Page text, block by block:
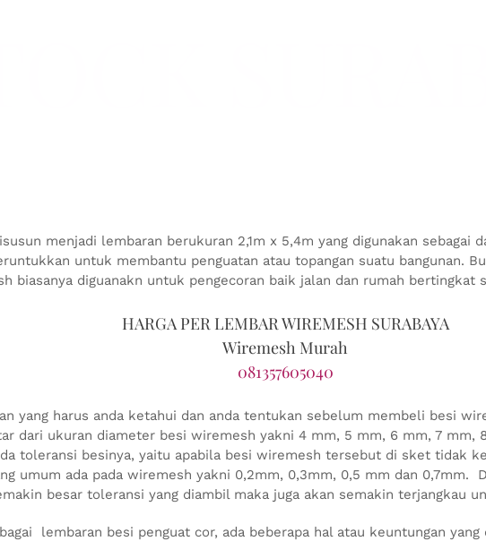
menjadi lembaran berukuran 2,1m x 5,4m yang digunakan sebagai
untuk membantu penguatan atau topangan suatu bangunan.
biasanya diguanakn untuk pengecoran baik jalan dan rumah bertingkat
HARGA PER LEMBAR WIREMESH SURABAYA
Wiremesh Murah
081357605040
yang harus anda ketahui dan anda tentukan sebelum membeli besi
dari ukuran diameter besi wiremesh yakni 4 mm, 5 mm, 6 mm, 7 mm,
toleransi besinya, yaitu apabila besi wiremesh tersebut di sket tidak
umum ada pada wiremesh yakni 0,2mm, 0,3mm, 0,5 mm dan 0,7mm.
besar toleransi yang diambil maka juga akan semakin terjangkau
lembaran besi penguat cor, ada beberapa hal atau keuntungan